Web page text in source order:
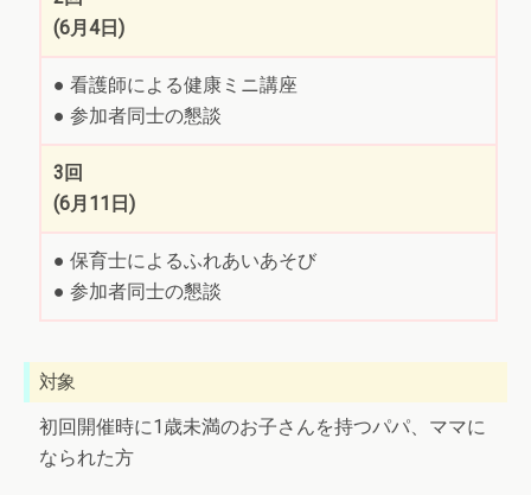
(6月4日)
● 看護師による健康ミニ講座
● 参加者同士の懇談
3回
(6月11日)
● 保育士によるふれあいあそび
● 参加者同士の懇談
対象
初回開催時に1歳未満のお子さんを持つパパ、ママに
なられた方